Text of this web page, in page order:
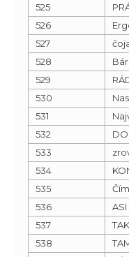
525
526
527
528
Bár
529
530
531
532
DO
533
534
535
Čím
536
ASI
537
538